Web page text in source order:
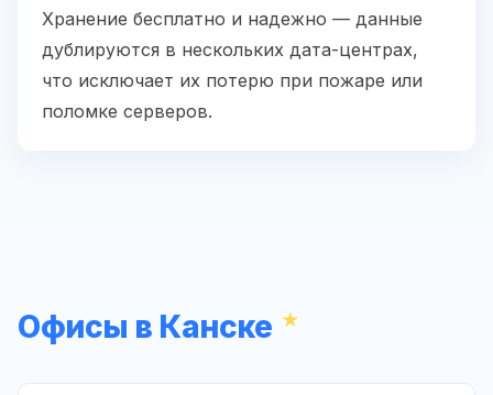
Хранение бесплатно и надежно — данные
дублируются в нескольких дата-центрах,
что исключает их потерю при пожаре или
поломке серверов.
Офисы в Канске